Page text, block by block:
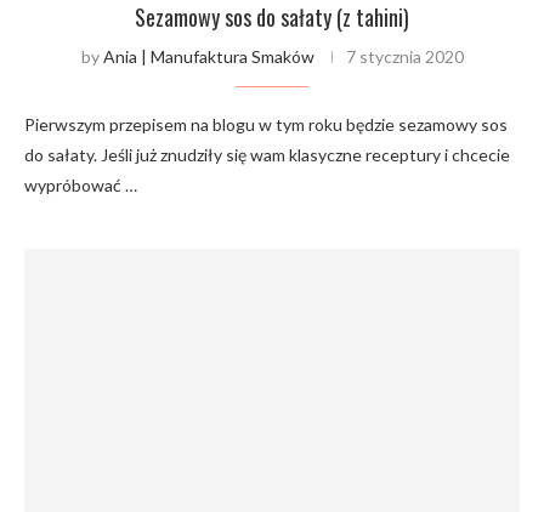
Sezamowy sos do sałaty (z tahini)
byAnia | Manufaktura Smaków 7 stycznia 2020
Pierwszym przepisem na blogu w tym roku będzie sezamowy sos
do sałaty. Jeśli już znudziły się wam klasyczne receptury i chcecie
wypróbować …